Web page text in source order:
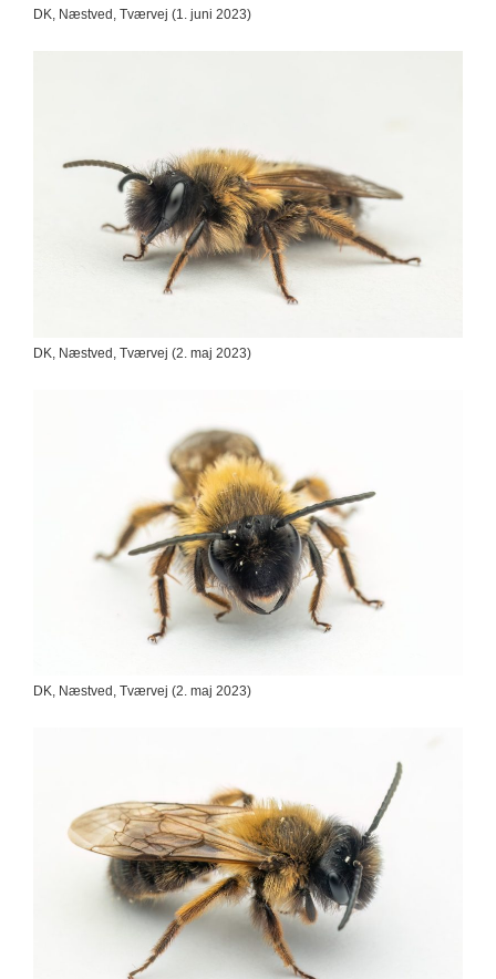
DK, Næstved, Tværvej (1. juni 2023)
DK, Næstved, Tværvej (2. maj 2023)
DK, Næstved, Tværvej (2. maj 2023)